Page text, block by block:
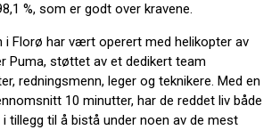
%, som er godt over kravene.
i Florø har vært operert med helikopter av
Puma, støttet av et dedikert team
redningsmenn, leger og teknikere. Med en
10 minutter, har de reddet liv både
tillegg til å bistå under noen av de mest